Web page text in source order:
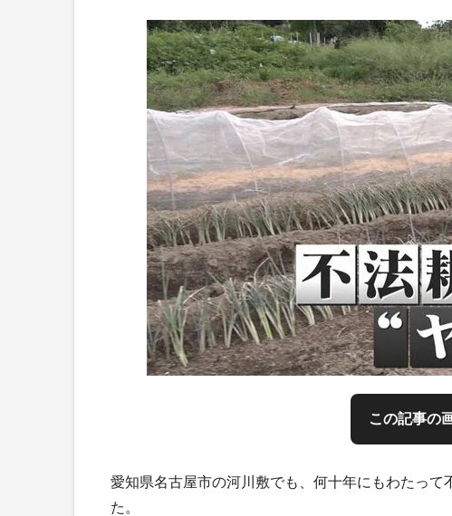
この記事の
愛知県名古屋市の河川敷でも、何十年にもわたっ
た。